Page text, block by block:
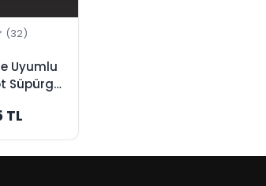
(32)
Uyumlu
Süpürge
TL